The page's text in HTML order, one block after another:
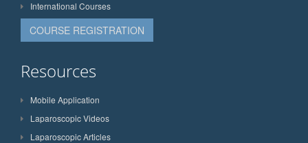
International Courses
COURSE REGISTRATION
Resources
Mobile Application
Laparoscopic Videos
Laparoscopic Articles